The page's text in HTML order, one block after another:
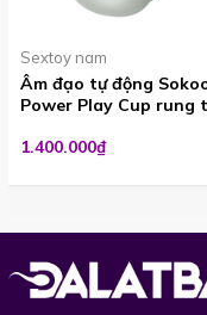
Sextoy nam
Âm đạo tự động
Power Play Cup rung
1.400.000₫